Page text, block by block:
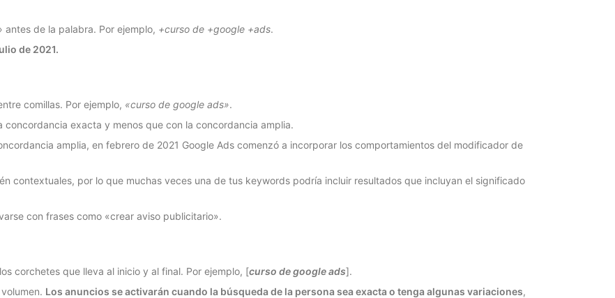
de la palabra. Por ejemplo, +curso de +google +ads.
de 2021.
comillas. Por ejemplo, «curso de google ads».
exacta y menos que con la concordancia amplia.
amplia, en febrero de 2021 Google Ads comenzó a incorporar los comportamientos del modificador de
contextuales, por lo que muchas veces una de tus keywords podría incluir resultados que incluyan el significado
con frases como «crear aviso publicitario».
corchetes que lleva al inicio y al final. Por ejemplo, [curso de google ads].
Los anuncios se activarán cuando la búsqueda de la persona sea exacta o tenga algunas variaciones,